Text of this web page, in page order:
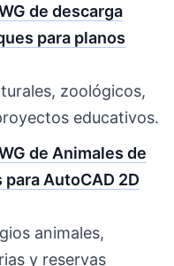
de descarga
para planos
zoológicos,
educativos.
de Animales de
para AutoCAD 2D
animales,
y reservas